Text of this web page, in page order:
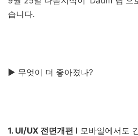
습니다.
▶ 무엇이 더 좋아졌나?
1. UI/UX 전면개편 l 모바일에서도